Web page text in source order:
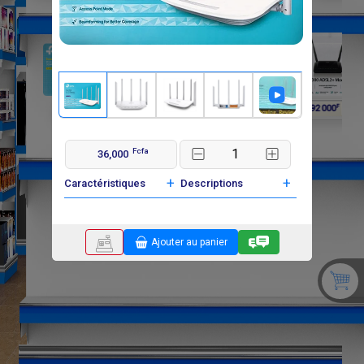
36,000 Fcfa
Caractéristiques + Descriptions +
Ajouter au panier
19 200F 192 000F